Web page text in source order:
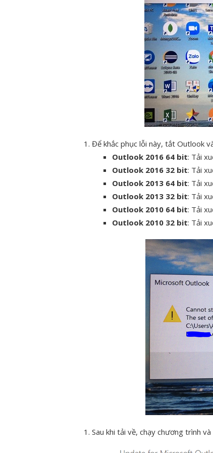
Để khắc phục lỗi này, tắt Outlook
Outlook 2016 64 bit: Tải
Outlook 2016 32 bit: Tải
Outlook 2013 64 bit: Tải
Outlook 2013 32 bit: Tải
Outlook 2010 64 bit: Tải
Outlook 2010 32 bit: Tải
Sau khi tải về, chạy chương trình